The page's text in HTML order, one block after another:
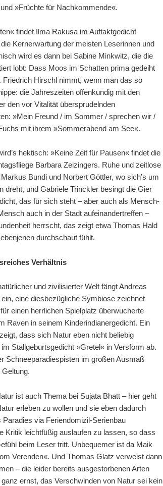
»Früchte für Nachkommende«.
findet Ilma Rakusa im Auftaktgedicht
Kernerwartung der meisten Leserinnen und
wird es dann bei Sabine Minkwitz, die die
lobt: Dass Moos im Schatten prima gedeiht
Hirschl nimmt, wenn man das so
die Jahreszeiten offenkundig mit den
den vor Vitalität übersprudelnden
»Mein Freund / im Sommer / sprechen wir /
mit ihrem »Sommerabend am See«.
hektisch: »Keine Zeit für Pausen« findet die
Barbara Zeizingers. Ruhe und zeitlose
Bundi und Norbert Göttler, wo sich’s um
und Gabriele Trinckler besingt die Gier
das für sich steht – aber auch als Mensch-
auch in der Stadt aufeinandertreffen –
herrscht, das zeigt etwa Thomas Hald
durchschaut fühlt.
Verhältnis
und zivilisierter Welt fängt Andreas
eine diesbezügliche Symbiose zeichnet
einen herrlichen Spielplatz überwucherte
Raven in seinem Kinderindianergedicht. Ein
dass sich Natur eben nicht beliebig
Stallgeburtsgedicht »Gretel« in Versform ab.
Schneeparadiespisten im großen Ausmaß
ist auch Thema bei Sujata Bhatt – hier geht
erleben zu wollen und sie eben dadurch
via Feriendomizil-Serienbau
Kritik leichtfüßig auslaufen zu lassen, so dass
beim Leser tritt. Unbequemer ist da Maik
Verenden«. Und Thomas Glatz verweist dann
– die leider bereits ausgestorbenen Arten
ernst, das Verschwinden von Natur sei kein